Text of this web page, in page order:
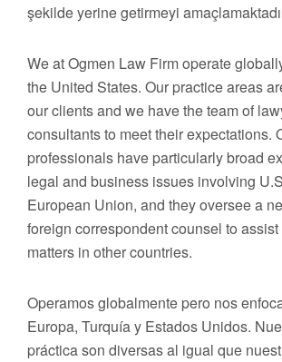
şekilde yerine getirmeyi
We at Ogmen Law Firm operate
the United States. Our practice areas
our clients and we have the team of
consultants to meet their expectations.
professionals have particularly broad
legal and business issues involving
European Union, and they oversee a
foreign correspondent counsel to
matters in other countries.
Operamos globalmente pero nos
Europa, Turquía y Estados Unidos.
práctica son diversas al igual que